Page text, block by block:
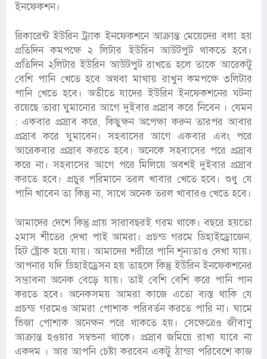
ইনফেকশন।
রিকারেন্ট ইউরিন ট্র্যাক ইনফেকশনে আক্রান্ত মেয়েদের বলা হয়
প্রতিদিন কমপক্ষে ২ লিটার ইউরিন আউটপুট থাকতে হবে।
প্রতিদিন ২লিটার ইউরিন আউটপুট রাখতে হলে তাকে আরেকটু
বেশি পানি খেতে হবে অথবা মাথায় রাখুন কমপক্ষে ৩লিটার
পানি খেতে হবে। অতীতে যাদের ইউরিন ইনফেকশনের ঘটনা
রয়েছে তারা ঘুমানোর আগে দুইবার প্রস্রাব করে নিবেন । যেমন
: একবার প্রস্রাব করে, কিছুক্ষন অপেক্ষা করুন তারপর আবার
প্রস্রাব করে ঘুমাবেন। সহবাসের আগে একবার এবং পরে
আরেকবার প্রস্রাব করতে হবে। অনেকে সহবাসের পরে প্রস্রাব
করে না। সহবাসের আগে পরে মিলিয়ে অবশই দুইবার প্রস্রাব
করতে হবে। প্রচুর পরিমানে তরল খাবার খেতে হবে। শুধু যে
পানি খাবেন তা কিন্তু না, সাথে অনেক তরল খাবারও খেতে হবে।
আমাদের দেশে কিন্তু প্রায় সারাবছরই গরম থাকে। বছরে হয়তো
২মাস শীতের দেখা পাই আমরা। প্রচন্ড গরমে ডিহাইড্রোজেন,
হিট ষ্ট্রোক হয়ে যায়। আমাদের শরীরে পানি শূন্যতাও দেখা যায়।
আপনার যদি ডিহাইড্রেসন হয় তাহলে কিন্তু ইউরিন ইনফেকশনের
সম্ভাবনা অনেক বেড়ে যায়। তাই বেশি বেশি করে পানি পান
করতে হবে। অনেকসময় আমরা কাজে এতো ব্যস্ত থাকি যে
প্রচন্ড গরমেও আমরা পোশাক পরিবর্তন করতে পারি না। ঘামে
ভিজা পোশাক অনেক্ষন পরে থাকতে হয়। সেক্ষেত্রেও জীবাণু
আক্রান্ত হওয়ার সম্বভনা থাকে। প্রস্রাব জমিয়ে রাখা যাবে না
একদম । আর আপনি চেষ্টা করবেন একটু ঠান্ডা পরিবেশে কাজ